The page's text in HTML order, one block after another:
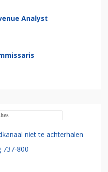
Analyst
niet te achterhalen
737-800